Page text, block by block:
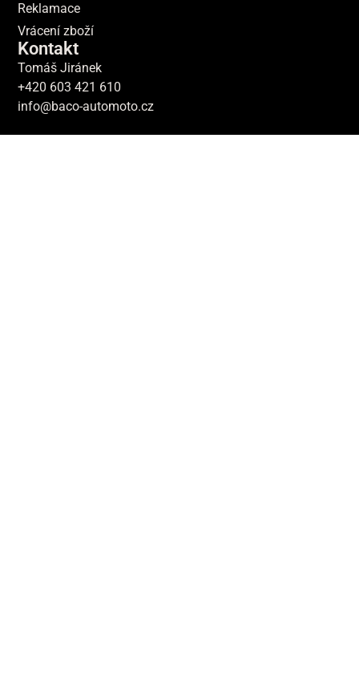
Reklamace
Vrácení zboží
Kontakt
Tomáš Jiránek
+420 603 421 610
info@baco-automoto.cz